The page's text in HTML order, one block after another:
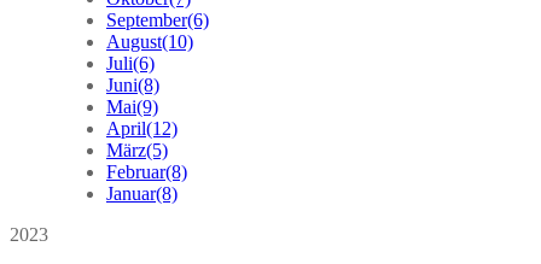
September(6)
August(10)
Juli(6)
Juni(8)
Mai(9)
April(12)
März(5)
Februar(8)
Januar(8)
2023